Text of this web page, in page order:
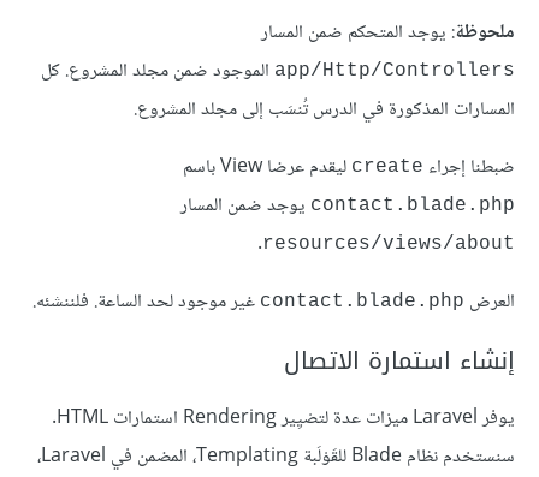
ملحوظة: يوجد المتحكم ضمن المسار
app/Http/Controllers الموجود ضمن مجلد المشروع. كل
المسارات المذكورة في الدرس تُنسَب إلى مجلد المشروع.
ضبطنا إجراء create ليقدم عرضا View باسم
contact.blade.php يوجد ضمن المسار
resources/views/about
.
العرض contact.blade.php غير موجود لحد الساعة. فلننشئه.
إنشاء استمارة الاتصال
يوفر Laravel ميزات عدة لتصْيِير Rendering استمارات HTML.
سنستخدم نظام Blade للقَوْلَبة Templating، المضمن في Laravel،